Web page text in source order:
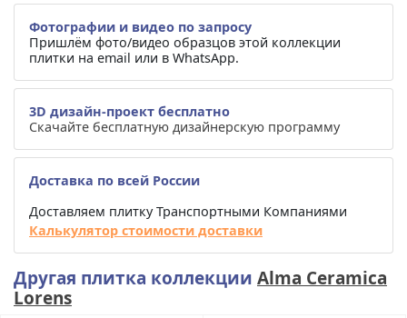
Фотографии и видео по запросу
Пришлём фото/видео образцов этой коллекции
плитки на email или в WhatsApp.
3D дизайн-проект бесплатно
Скачайте бесплатную дизайнерскую программу
Доставка по всей России
Доставляем плитку Транспортными Компаниями
Калькулятор стоимости доставки
Другая плитка коллекции Alma Ceramica
Lorens